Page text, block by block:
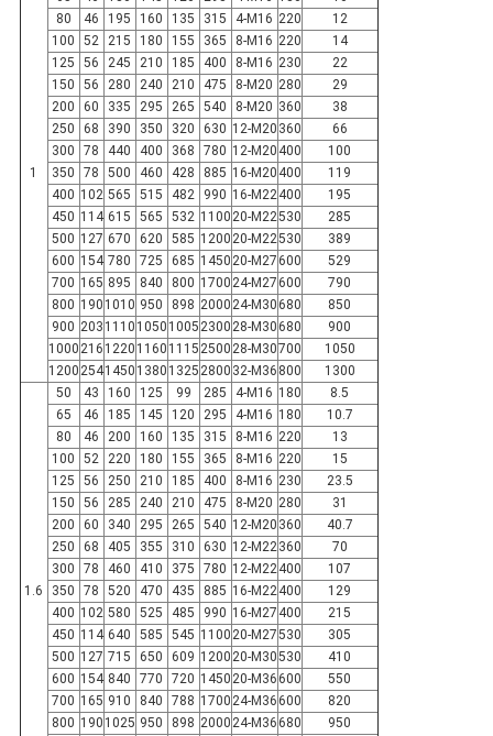
1
80
46 195 160 135 315 4-M16 220
12
100
52 215 180 155 365 8-M16 220
14
125
56 245 210 185 400 8-M16 230
22
150
56 280 240 210 475 8-M20 280
29
200
60 335 295 265 540 8-M20 360
38
250
68 390 350 320 630 12-M20 360
66
300
78 440 400 368 780 12-M20 400
100
350
78 500 460 428 885 16-M20 400
119
400 102 565 515 482 990 16-M22400
195
450 114 615 565 532 110020-M22530
285
500 127 670 620 585 120020-M22530
389
600 154 780 725 685 145020-M27600
529
700 165 895 840 800 170024-M27600
790
800 190 1010 950 898 200024-M30680
850
900 203 1110 1050 1005230028-M30680
900
1000216 1220 1160 1115250028-M30700
1050
12002541450 1380 13252800 32-M36 800 1300
1.6
50 43 160 125 99 285 4-M16 180
8.5
65
46 185 145 120 295 4-M16 180
10.7
80
46 200 160 135 315 8-M16 220
13
100
52 220 180 155 365 8-M16 220
15
125
56 250 210 185 400 8-M16 230
23.5
150
56 285 240 210 475 8-M20 280
31
200
60 340 295 265 540 12-M20 360
40.7
250
68 405 355 310 630 12-M22360
70
300
78 460 410 375 780 12-M22400
107
350
78 520 470 435 885 16-M22400
129
400 102 580 525 485 990 16-M27 400
215
450 114 640 585 545 110020-M27530
305
500 127 715 650 609 120020-M30530
410
600 154 840 770 720 145020-M36600
550
700 165 910 840 788 170024-M36600
820
800 190 1025 950 898 200024-M36680
950